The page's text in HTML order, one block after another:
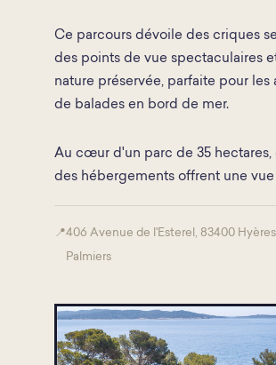
Ce parcours dévoile des criques
des points de vue spectaculaires
nature préservée, parfaite pour les
de balades en bord de mer.
Au cœur d'un parc de 35 hectares,
des hébergements offrent une vue
📍406 Avenue de l'Esterel, 83400
Palmiers